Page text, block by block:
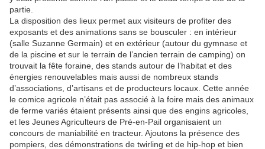
partie.
La disposition des lieux permet aux visiteurs de profiter des
exposants et des animations sans se bousculer : en intérieur
(salle Suzanne Germain) et en extérieur (autour du gymnase et
de la piscine et sur le terrain de l’ancien terrain de camping) on
trouvait la fête foraine, des stands autour de l’habitat et des
énergies renouvelables mais aussi de nombreux stands
d’associations, d’artisans et de producteurs locaux. Cette année
le comice agricole n’était pas associé à la foire mais des animaux
de ferme variés étaient présents ainsi que des engins agricoles,
et les Jeunes Agriculteurs de Pré-en-Pail organisaient un
concours de maniabilité en tracteur. Ajoutons la présence des
pompiers, des démonstrations de twirling et de hip-hop et bien